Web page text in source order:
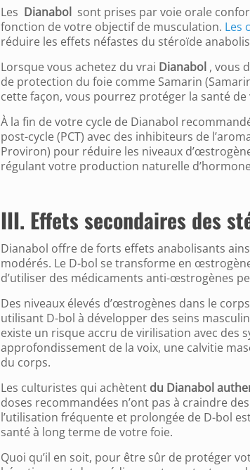
Les Dianabol sont prises par voie orale
fonction de votre objectif de musculation. Les
réduire les effets néfastes du stéroïde
Lorsque vous achetez du vrai Dianabol , vous
de protection du foie comme Samarin
cette façon, vous pourrez protéger la santé
À la fin de votre cycle de Dianabol
post-cycle (PCT) avec des inhibiteurs de
Proviron) pour réduire les niveaux
régulant votre production naturelle
III. Effets secondaires des
Dianabol offre de forts effets anabolisants
modérés. Le D-bol se transforme en
d’utiliser des médicaments anti-œstrogènes
Des niveaux élevés d’œstrogènes dans le
utilisant D-bol à développer des seins
existe un risque accru de virilisation avec des
approfondissement de la voix, une calvitie
du corps.
Les culturistes qui achètent du Dianabol
doses recommandées n’ont pas à craindre
l’utilisation fréquente et prolongée de D-bol
santé à long terme de votre foie.
Quoi qu’il en soit, pour être sûr de protéger